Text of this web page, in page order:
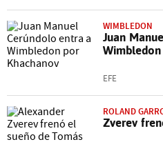
WIMBLEDON
Juan
Wimbledon
EFE
ROLAND
Zverev